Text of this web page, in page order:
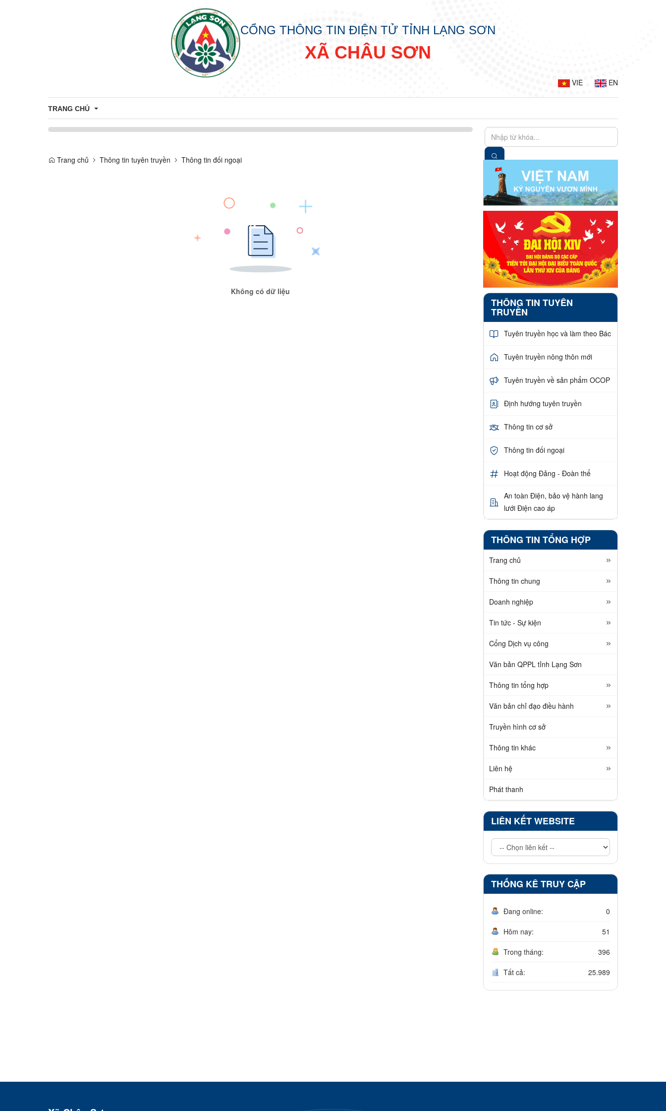
CỔNG THÔNG TIN ĐIỆN TỬ TỈNH LẠNG SƠN
XÃ CHÂU SƠN
VIE EN
TRANG CHỦ
Trang chủ Thông tin tuyên truyền Thông tin đối ngoại
Không có dữ liệu
THÔNG TIN TUYÊN
TRUYỀN
Tuyên truyền học và làm theo Bác
Tuyên truyền nông thôn mới
Tuyên truyền về sản phẩm OCOP
Định hướng tuyên truyền
Thông tin cơ sở
Thông tin đối ngoại
Hoạt động Đảng - Đoàn thể
An toàn Điện, bảo vệ hành lang
lưới Điện cao áp
THÔNG TIN TỔNG HỢP
Trang chủ
Thông tin chung
Doanh nghiệp
Tin tức - Sự kiện
Cổng Dịch vụ công
Văn bản QPPL tỉnh Lạng Sơn
Thông tin tổng hợp
Văn bản chỉ đạo điều hành
Truyền hình cơ sở
Thông tin khác
Liên hệ
Phát thanh
LIÊN KẾT WEBSITE
THỐNG KÊ TRUY CẬP
Đang online: 0
Hôm nay: 51
Trong tháng: 396
Tất cả: 25.989